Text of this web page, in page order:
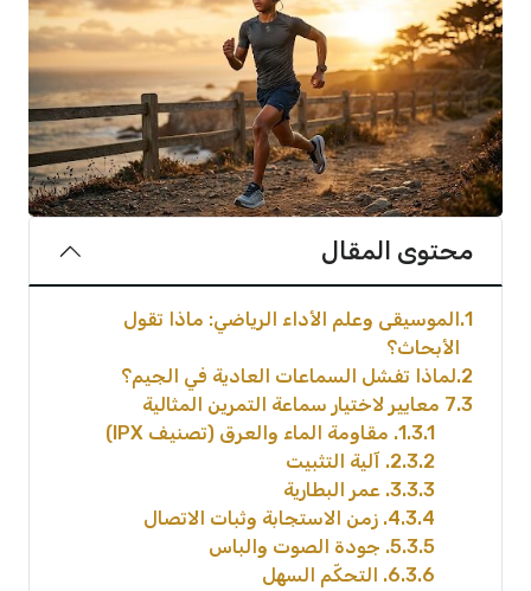
محتوى المقال
1 الموسيقى وعلم الأداء الرياضي: ماذا تقول
الأبحاث؟
2 لماذا تفشل السماعات العادية في الجيم؟
3 7 معايير لاختيار سماعة التمرين المثالية
3.1 1. مقاومة الماء والعرق (تصنيف IPX)
3.2 2. آلية التثبيت
3.3 3. عمر البطارية
3.4 4. زمن الاستجابة وثبات الاتصال
3.5 5. جودة الصوت والباس
3.6 6. التحكّم السهل